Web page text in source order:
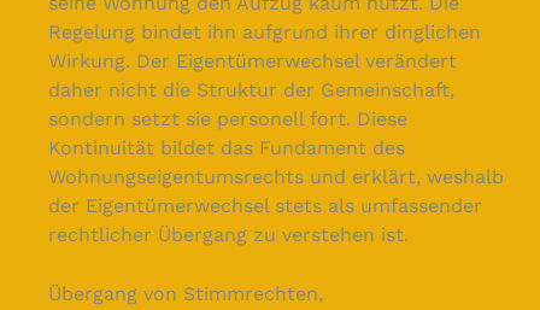
Regelung bindet ihn aufgrund ihrer dinglichen
Wirkung. Der Eigentümerwechsel verändert
daher nicht die Struktur der Gemeinschaft,
sondern setzt sie personell fort. Diese
Kontinuität bildet das Fundament des
Wohnungseigentumsrechts und erklärt, weshalb
der Eigentümerwechsel stets als umfassender
rechtlicher Übergang zu verstehen ist.
Übergang von Stimmrechten,